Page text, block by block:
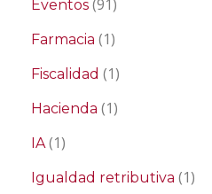
Eventos (91)
Farmacia (1)
Fiscalidad (1)
Hacienda (1)
IA(1)
Igualdad retributiva (1)